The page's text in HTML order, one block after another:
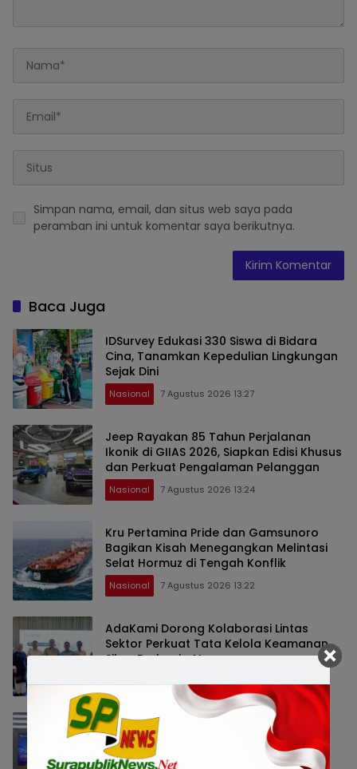
Simpan nama, email, dan situs web saya pada
peramban ini untuk komentar saya berikutnya.
Baca Juga
IDSurvey Edukasi 330 Siswa di Bidara
Cina, Tanamkan Kepedulian Lingkungan
Sejak Dini
Nasional 7 Agustus 2026 13:27
Jeep Rayakan 85 Tahun Perjalanan
Ikonik di GIIAS 2026, Siapkan Edisi Khusus
dan Perkuat Pengalaman Pelanggan
Nasional 7 Agustus 2026 13:24
Kru Pertamina Pride dan Gamsunoro
Bagikan Kisah Menegangkan Melintasi
Selat Hormuz di Tengah Konflik
Nasional 7 Agustus 2026 13:22
AdaKami Dorong Kolaborasi Lintas
Sektor Perkuat Tata Kelola Keamanan
Siber Berbasis AI
BYD Perkuat Layanan Purna Jual
Teknologi Dual Mode, Tawarkan Biaya
Perawatan Lebih Efisien